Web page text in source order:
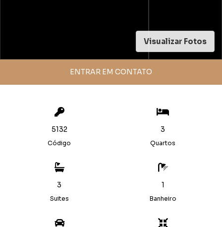
Visualizar Fotos
ENTRAR EM CONTATO
5132
Código
3
Quartos
3
Suites
1
Banheiro